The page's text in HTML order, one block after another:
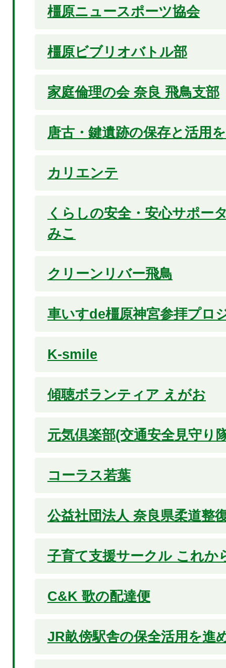
橿原ニュースポーツ協会
橿原ビブリオバトル部
家庭倫理の会 奈良 飛鳥支部
唐古・鍵遺跡の保存と活用
カリエンテ
くらしの安全・安心サポー
みこ
クリーンリバー飛鳥
車いすde橿原神宮参拝プロ
K-smile
傾聴ボランティア えがお
元気倶楽部(交通安全見守り
コーラス若葉
公益社団法人 奈良県柔道整
子育て支援サークル これか
C&K 歌の配達便
JR畝傍駅舎の保全活用を進